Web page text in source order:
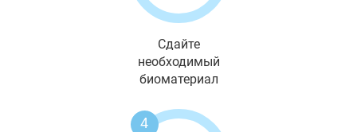
Сдайте
необходимый
биоматериал
4